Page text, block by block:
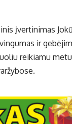
įvertinimas
ir
reikiamu